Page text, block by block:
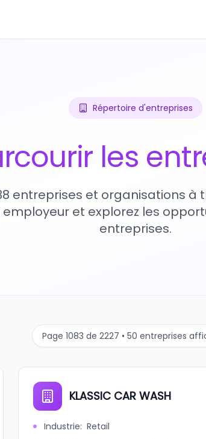
Répertoire d'entreprises
les
entreprises et organisations
et explorez les
entreprises.
Page 1083 de 2227 • 50 entreprises
KLASSIC CAR WASH
Industrie: Retail